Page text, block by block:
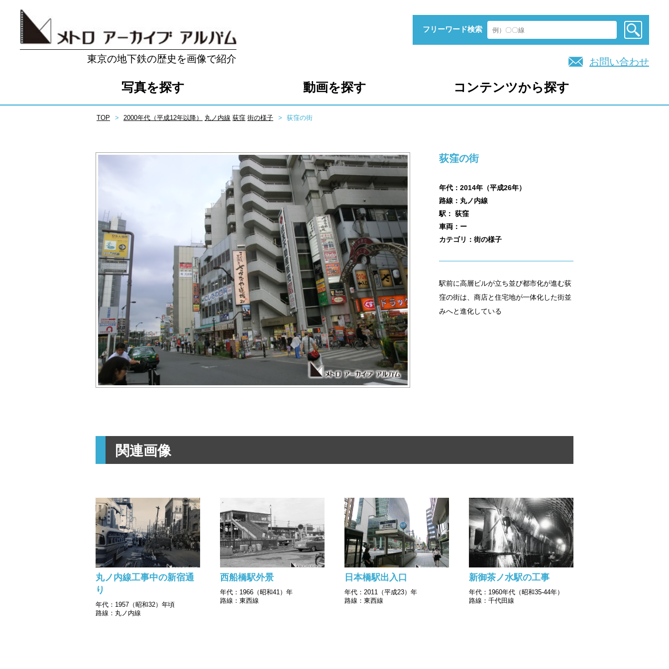
東京の地下鉄の歴史を画像で紹介
フリーワード検索
お問い合わせ
写真を探す 動画を探す コンテンツから探す
TOP 2000年代（平成12年以降） 丸ノ内線 荻窪 街の様子 荻窪の街
荻窪の街
年代：2014年（平成26年）
路線：丸ノ内線
駅： 荻窪
車両：ー
カテゴリ：街の様子
駅前に高層ビルが立ち並び都市化が進む荻
窪の街は、商店と住宅地が一体化した街並
みへと進化している
関連画像
丸ノ内線工事中の新宿通
り
年代：1957（昭和32）年頃
路線：丸ノ内線
西船橋駅外景
年代：1966（昭和41）年
路線：東西線
日本橋駅出入口
年代：2011（平成23）年
路線：東西線
新御茶ノ水駅の工事
年代：1960年代（昭和35-44年）
路線：千代田線